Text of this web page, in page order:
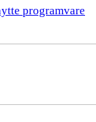
programvare